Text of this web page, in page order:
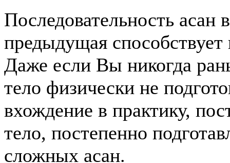
Последовательность асан
предыдущая
Даже если Вы никогда
тело физически не
вхождение в практику,
тело, постепенно
сложных асан.